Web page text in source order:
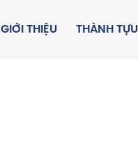
GIỚI THIỆU THÀNH TỰU